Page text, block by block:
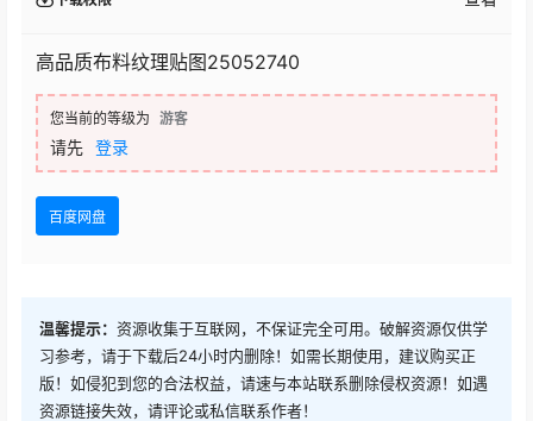
高品质布料纹理贴图25052740
您当前的等级为 游客
请先 登录
百度网盘
温馨提示： 资源收集于互联网，不保证完全可用。破解资源仅供学
习参考，请于下载后24小时内删除！如需长期使用，建议购买正
版！如侵犯到您的合法权益，请速与本站联系删除侵权资源！如遇
资源链接失效，请评论或私信联系作者！